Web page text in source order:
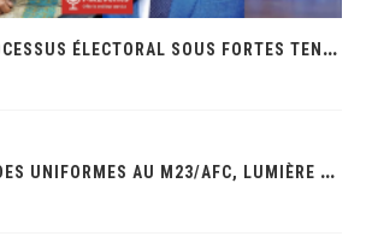
F
ECOFA : UN PROCESSUS ÉLECTORAL SOUS FORTES TENSIONS ET ACCUSATIONS DE FAVORITISME
‎
FOURNISSEUSE DES UNIFORMES AU M23/AFC, LUMIÈRE MAUWA OCÉAN DANS LES VISEURS DES SERVICES DE SÉCURITÉ DE LA RDC‎